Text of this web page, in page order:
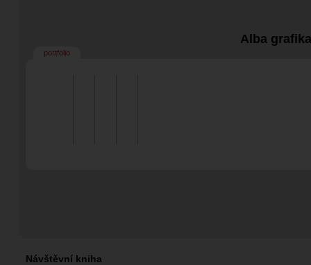
Alba grafika
portfolio
Návštěvní kniha